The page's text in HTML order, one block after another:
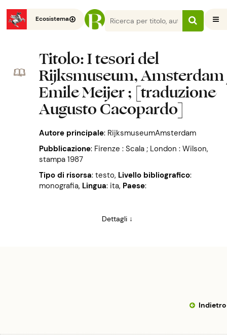
Ecosistema
Titolo: I tesori del
Rijksmuseum,
Emile Meijer ; [traduzione
Augusto Cacopardo]
Autore principale: RijksmuseumAmsterdam
Pubblicazione: Firenze : Scala ; London : Wilson,
stampa 1987
Tipo di risorsa: testo, Livello bibliografico:
monografia, Lingua: ita, Paese:
Dettagli ↓
Indietro